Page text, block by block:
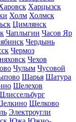
Харцызск
Холм Холмск
Цимлянск
Чаплыгин Часов Яр
Чердынь
Чермоз
Чехов
Чулым Чусовой
Шарья Шатура
Шелехов
Щелково
Электроугли